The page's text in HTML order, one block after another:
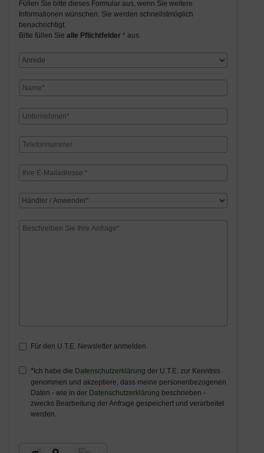
Füllen Sie bitte dieses Formular aus, wenn Sie weitere
Informationen wünschen. Sie werden schnellstmöglich
benachrichtigt.
Bitte füllen Sie alle Pflichtfelder * aus.
Für den U.T.E. Newsletter anmelden.
Ich habe die Datenschutzerklärung der U.T.E. zur Kenntnis
genommen und akzeptiere, dass meine personenbezogenen
Daten - wie in der Datenschutzerklärung beschrieben -
zwecks Bearbeitung der Anfrage gespeichert und verarbeitet
werden.